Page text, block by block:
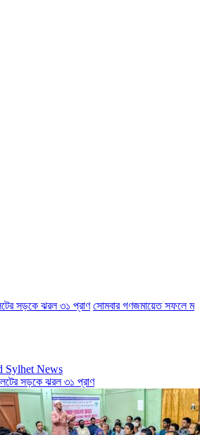
সড়কে ঝরল ৩১ প্রাণ সোমবার গণজমায়েত সফলে মশাল
সড়কে ঝরল ৩১ প্রাণ